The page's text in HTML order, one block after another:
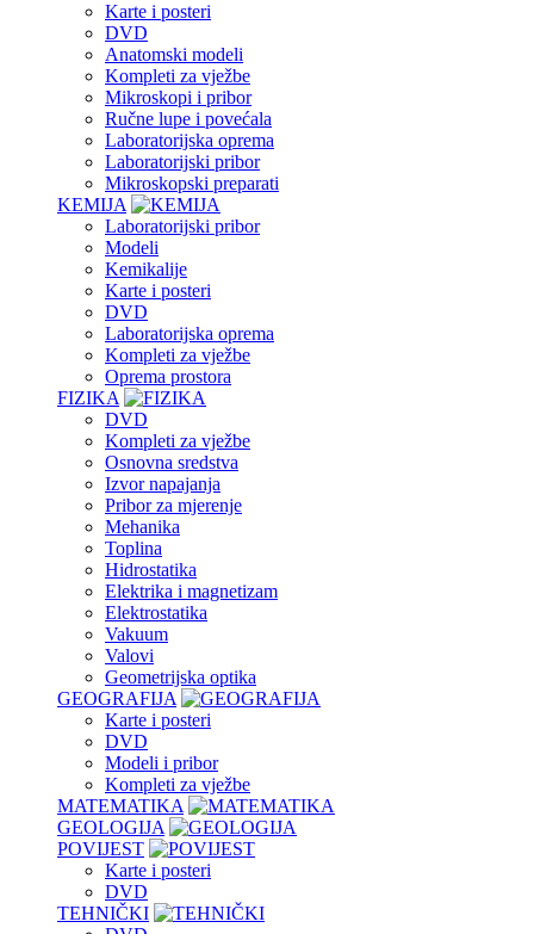
Karte i posteri
DVD
Anatomski modeli
Kompleti za vježbe
Mikroskopi i pribor
Ručne lupe i povećala
Laboratorijska oprema
Laboratorijski pribor
Mikroskopski preparati
KEMIJA
Laboratorijski pribor
Modeli
Kemikalije
Karte i posteri
DVD
Laboratorijska oprema
Kompleti za vježbe
Oprema prostora
FIZIKA
DVD
Kompleti za vježbe
Osnovna sredstva
Izvor napajanja
Pribor za mjerenje
Mehanika
Toplina
Hidrostatika
Elektrika i magnetizam
Elektrostatika
Vakuum
Valovi
Geometrijska optika
GEOGRAFIJA
Karte i posteri
DVD
Modeli i pribor
Kompleti za vježbe
MATEMATIKA
GEOLOGIJA
POVIJEST
Karte i posteri
DVD
TEHNIČKI